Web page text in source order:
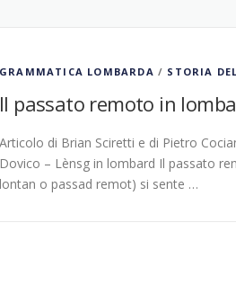
GRAMMATICA LOMBARDA / STORIA
Il passato remoto in
Articolo di Brian Sciretti e di Pietro
Dovico – Lènsg in lombard Il passato
lontan o passad remot) si sente …